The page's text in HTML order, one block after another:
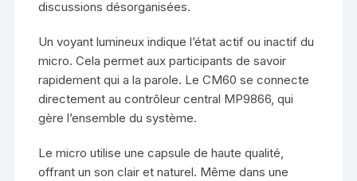
discussions désorganisées.
Un voyant lumineux indique l’état actif ou inactif du
micro. Cela permet aux participants de savoir
rapidement qui a la parole. Le CM60 se connecte
directement au contrôleur central MP9866, qui
gère l’ensemble du système.
Le micro utilise une capsule de haute qualité,
offrant un son clair et naturel. Même dans une